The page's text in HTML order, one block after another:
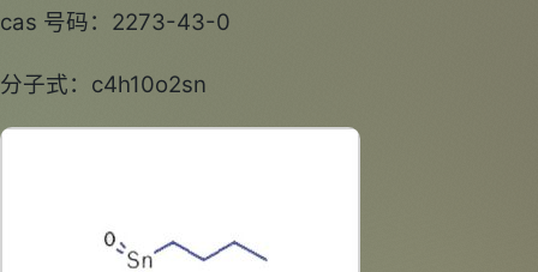
cas 号码：2273-43-0
分子式：c4h10o2sn